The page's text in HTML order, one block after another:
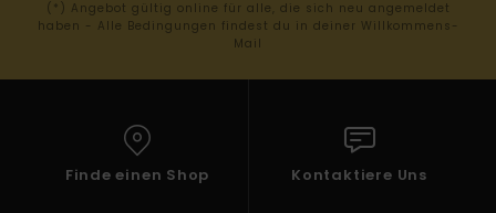
(*) Angebot gültig online für alle, die sich neu angemeldet
haben - Alle Bedingungen findest du in deiner Willkommens-
Mail
Finde einen Shop Kontaktiere Uns